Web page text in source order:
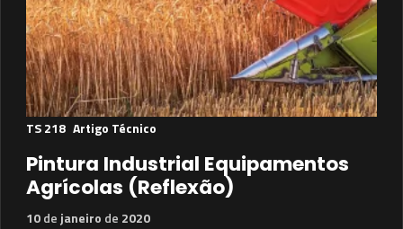
TS 218 Artigo Técnico
Pintura Industrial Equipamentos
Agrícolas (Reflexão)
10de janeiro de 2020